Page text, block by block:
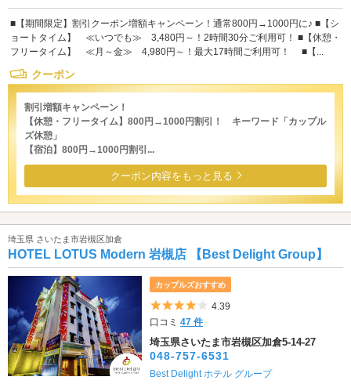
■【期間限定】割引クーポン増額キャンペーン！通常800円→1000円に♪ ■【シ
ョートタイム】 ≪いつでも≫ 3,480円～！2時間30分ご利用可！ ■【休憩・
フリータイム】 ≪月～金≫ 4,980円～！最大17時間ご利用可！ ■【...
クーポン
割引増額キャンペーン！
【休憩・フリータイム】800円→1000円割引！ キーワード「カップル
ズ休憩」
【宿泊】800円→1000円割引...
クーポン内容をもっと見る
埼玉県 さいたま市岩槻区加倉
HOTEL LOTUS Modern 岩槻店 【Best Delight Group】
カップルズおすすめ
5つ星のうち4
4.39
口コミ47 件
埼玉県さいたま市岩槻区加倉5-14-27
048-757-6531
Best Delight ホテル グループ